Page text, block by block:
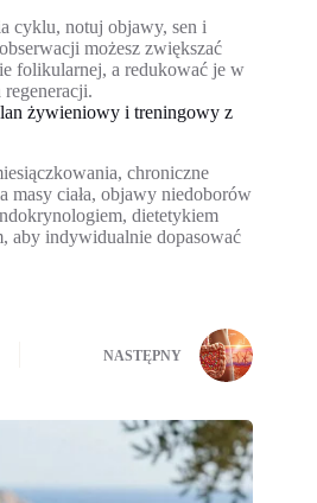
cyklu, notuj objawy, sen i
możesz zwiększać
folikularnej, a redukować je w
żywieniowy i treningowy z
chroniczne
masy ciała, objawy niedoborów
dietetykiem
aby indywidualnie dopasować
NASTĘPNY